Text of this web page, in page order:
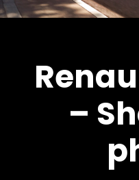
–